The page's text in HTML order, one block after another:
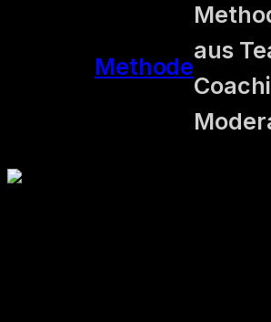
Methode
aus